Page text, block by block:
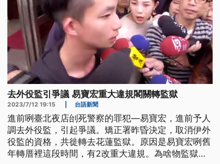
去外役監引爭議 易寶宏重大違規閣關轉監獄
2023/7/12 19:15 台語新聞
進前咧臺北夜店刣死警察的罪犯—易寶宏，進前予人
調去外役監，引起爭議。矯正署昨昏決定，取消伊外
役監的資格，共徙轉去花蓮監獄。原因是易寶宏咧舊
年轉厝裡這段時間，有2改重大違規。為啥物監獄拖